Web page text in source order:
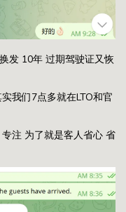
发 10年 过期驾驶证又恢
我们7点多就在LTO和官
注 为了就是客人省心 省